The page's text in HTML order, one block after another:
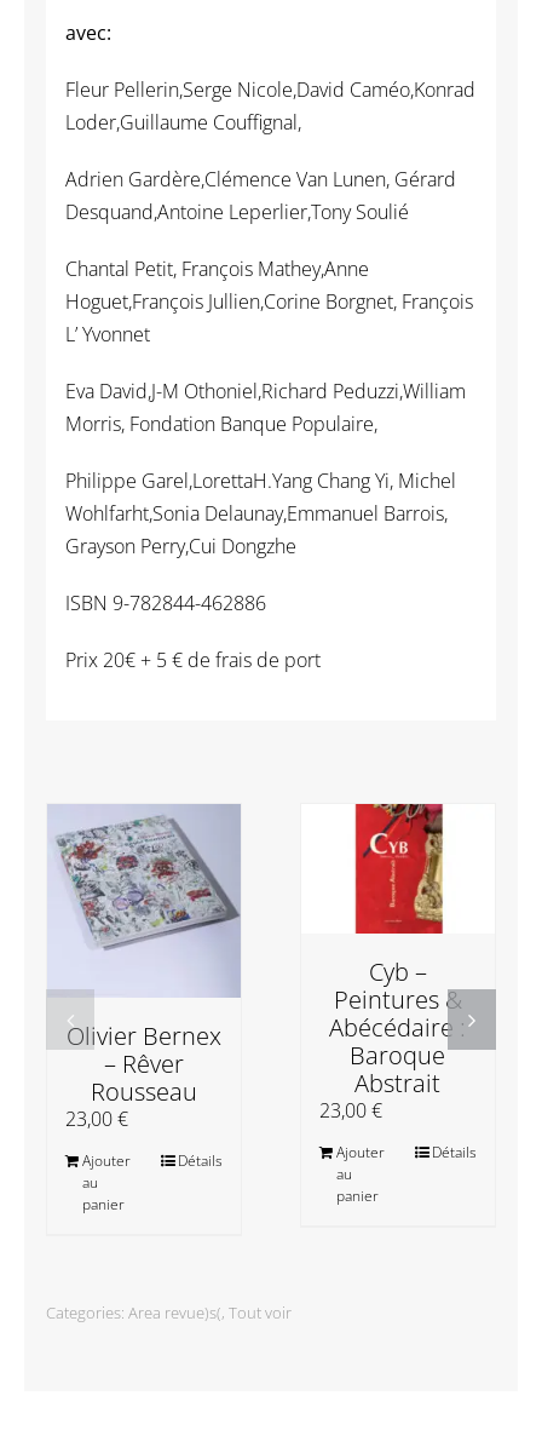
avec:
Fleur Pellerin,Serge Nicole,David Caméo,Konrad
Loder,Guillaume Couffignal,
Adrien Gardère,Clémence Van Lunen, Gérard
Desquand,Antoine Leperlier,Tony Soulié
Chantal Petit, François Mathey,Anne
Hoguet,François Jullien,Corine Borgnet, François
L’ Yvonnet
Eva David,J-M Othoniel,Richard Peduzzi,William
Morris, Fondation Banque Populaire,
Philippe Garel,LorettaH.Yang Chang Yi, Michel
Wohlfarht,Sonia Delaunay,Emmanuel Barrois,
Grayson Perry,Cui Dongzhe
ISBN 9-782844-462886
Prix 20€ + 5 € de frais de port
Olivier Bernex
– Rêver
Rousseau
23,00€
Ajouter
au
panier
Détails
Cyb –
Peintures &
Abécédaire :
Baroque
Abstrait
23,00€
Ajouter
au
panier
Détails
Categories: Area revue)s(, Tout voir